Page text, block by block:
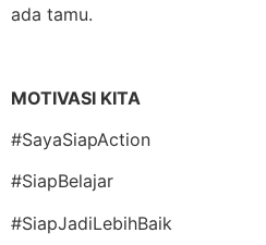
ada tamu.
MOTIVASI KITA
#SayaSiapAction
#SiapBelajar
#SiapJadiLebihBaik